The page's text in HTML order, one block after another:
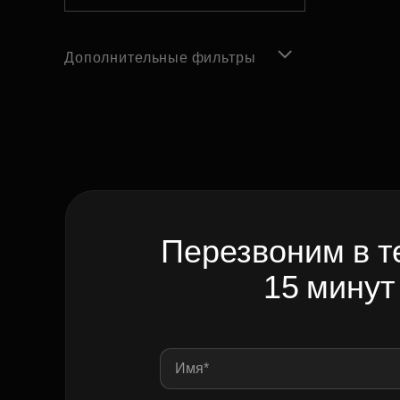
Дополнительные фильтры
Перезвоним в
15 минут